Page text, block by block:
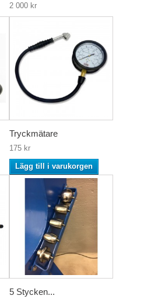
2 000 kr
Tryckmätare
175 kr
Lägg till i varukorgen
5 Stycken...